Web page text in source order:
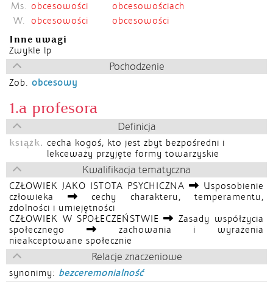
Ms. obcesowości
obcesowościach
W.
obcesowości obcesowości
Inne uwagi
Zwykle lp
Pochodzenie
Zob. obcesowy
1.a profesora
Definicja
książk. cecha kogoś, kto jest zbyt bezpośredni i
lekceważy przyjęte formy towarzyskie
Kwalifikacja tematyczna
CZŁOWIEK JAKO ISTOTA PSYCHICZNA
Usposobienie
człowieka
cechy charakteru, temperamentu,
zdolności i umiejętności
CZŁOWIEK W SPOŁECZEŃSTWIE
Zasady współżycia
społecznego
zachowania i wyrażenia
nieakceptowane społecznie
Relacje znaczeniowe
synonimy: bezceremonialność